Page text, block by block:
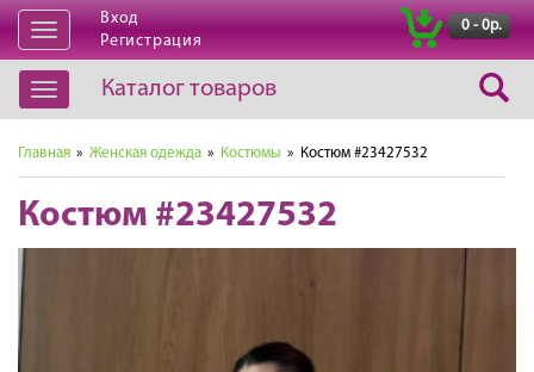
Открыть
навигацию
Вход
Регистрация
0 - 0р.
Открыть
навигацию
Каталог товаров
Главная » Женская одежда » Костюмы » Костюм #23427532
Костюм #23427532